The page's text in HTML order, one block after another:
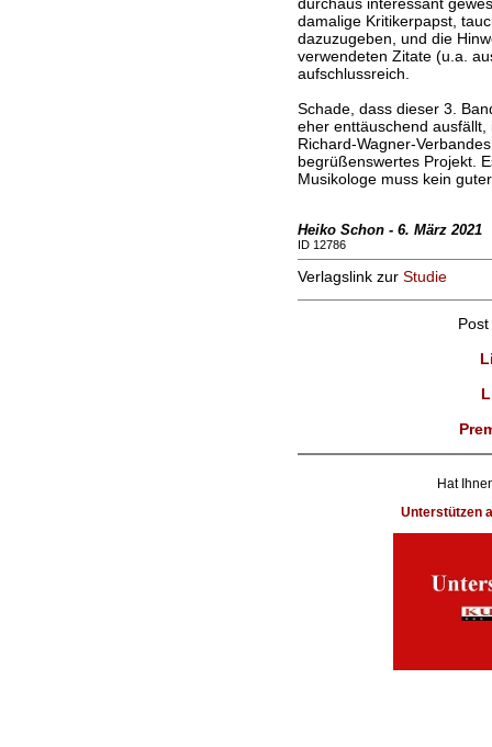
durchaus interessant
damalige Kritikerpapst,
dazuzugeben, und die
verwendeten Zitate (u.a.
aufschlussreich.
Schade, dass dieser 3.
eher enttäuschend
Richard-Wagner-
begrüßenswertes Projekt.
Musikologe muss kein
Heiko Schon - 6. März 2021
ID 12786
Verlagslink zur Studie
Hat
Unterstützen